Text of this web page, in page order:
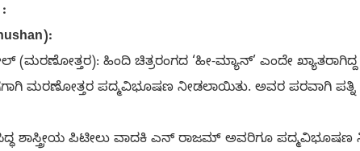
(ಮರಣೋತ್ತರ): ಹಿಂದಿ ಚಿತ್ರರಂಗದ ‘ಹೀ-ಮ್ಯಾನ್’ ಎಂದೇ
ಮರಣೋತ್ತರ ಪದ್ಮವಿಭೂಷಣ ನೀಡಲಾಯಿತು. ಅವರ ಪರವಾಗಿ
ಶಾಸ್ತ್ರೀಯ ಪಿಟೀಲು ವಾದಕಿ ಎನ್ ರಾಜಮ್ ಅವರಿಗೂ